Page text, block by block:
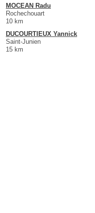
MOCEAN Radu
Rochechouart
10 km
DUCOURTIEUX Yannick
Saint-Junien
15 km